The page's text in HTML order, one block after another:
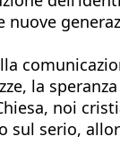
la
noi
sul serio,